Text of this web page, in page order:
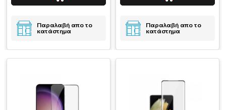
Παραλαβή απο το
κατάστημα
Παραλαβή απο το
κατάστημα